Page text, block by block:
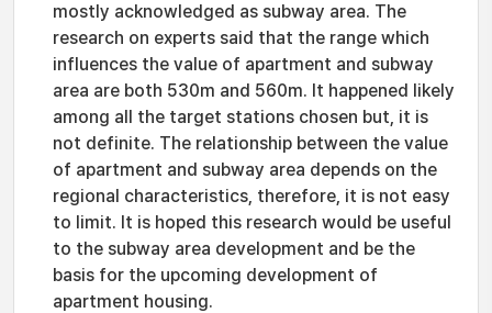
mostly acknowledged as subway area. The
research on experts said that the range which
influences the value of apartment and subway
area are both 530m and 560m. It happened likely
among all the target stations chosen but, it is
not definite. The relationship between the value
of apartment and subway area depends on the
regional characteristics, therefore, it is not easy
to limit. It is hoped this research would be useful
to the subway area development and be the
basis for the upcoming development of
apartment housing.